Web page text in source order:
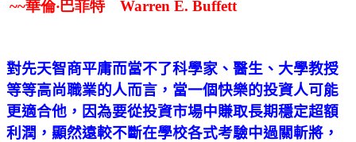
~~華倫‧巴菲特 Warren E. Buffett
對先天智商平庸而當不了科學家、醫生、大學教授
等等高尚職業的人而言，當一個快樂的投資人可能
更適合他，因為要從投資市場中賺取長期穩定超額
利潤，顯然遠較不斷在學校各式考驗中過關斬將，